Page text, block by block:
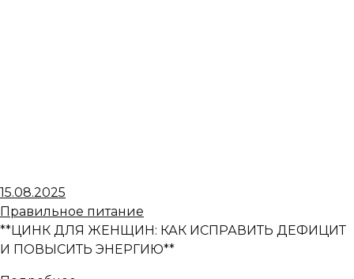
15.08.2025
Правильное питание
**ЦИНК ДЛЯ ЖЕНЩИН: КАК ИСПРАВИТЬ ДЕФИЦИТ
И ПОВЫСИТЬ ЭНЕРГИЮ**